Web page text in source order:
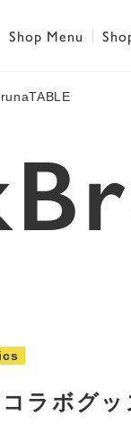
Shop Menu
ラボグ